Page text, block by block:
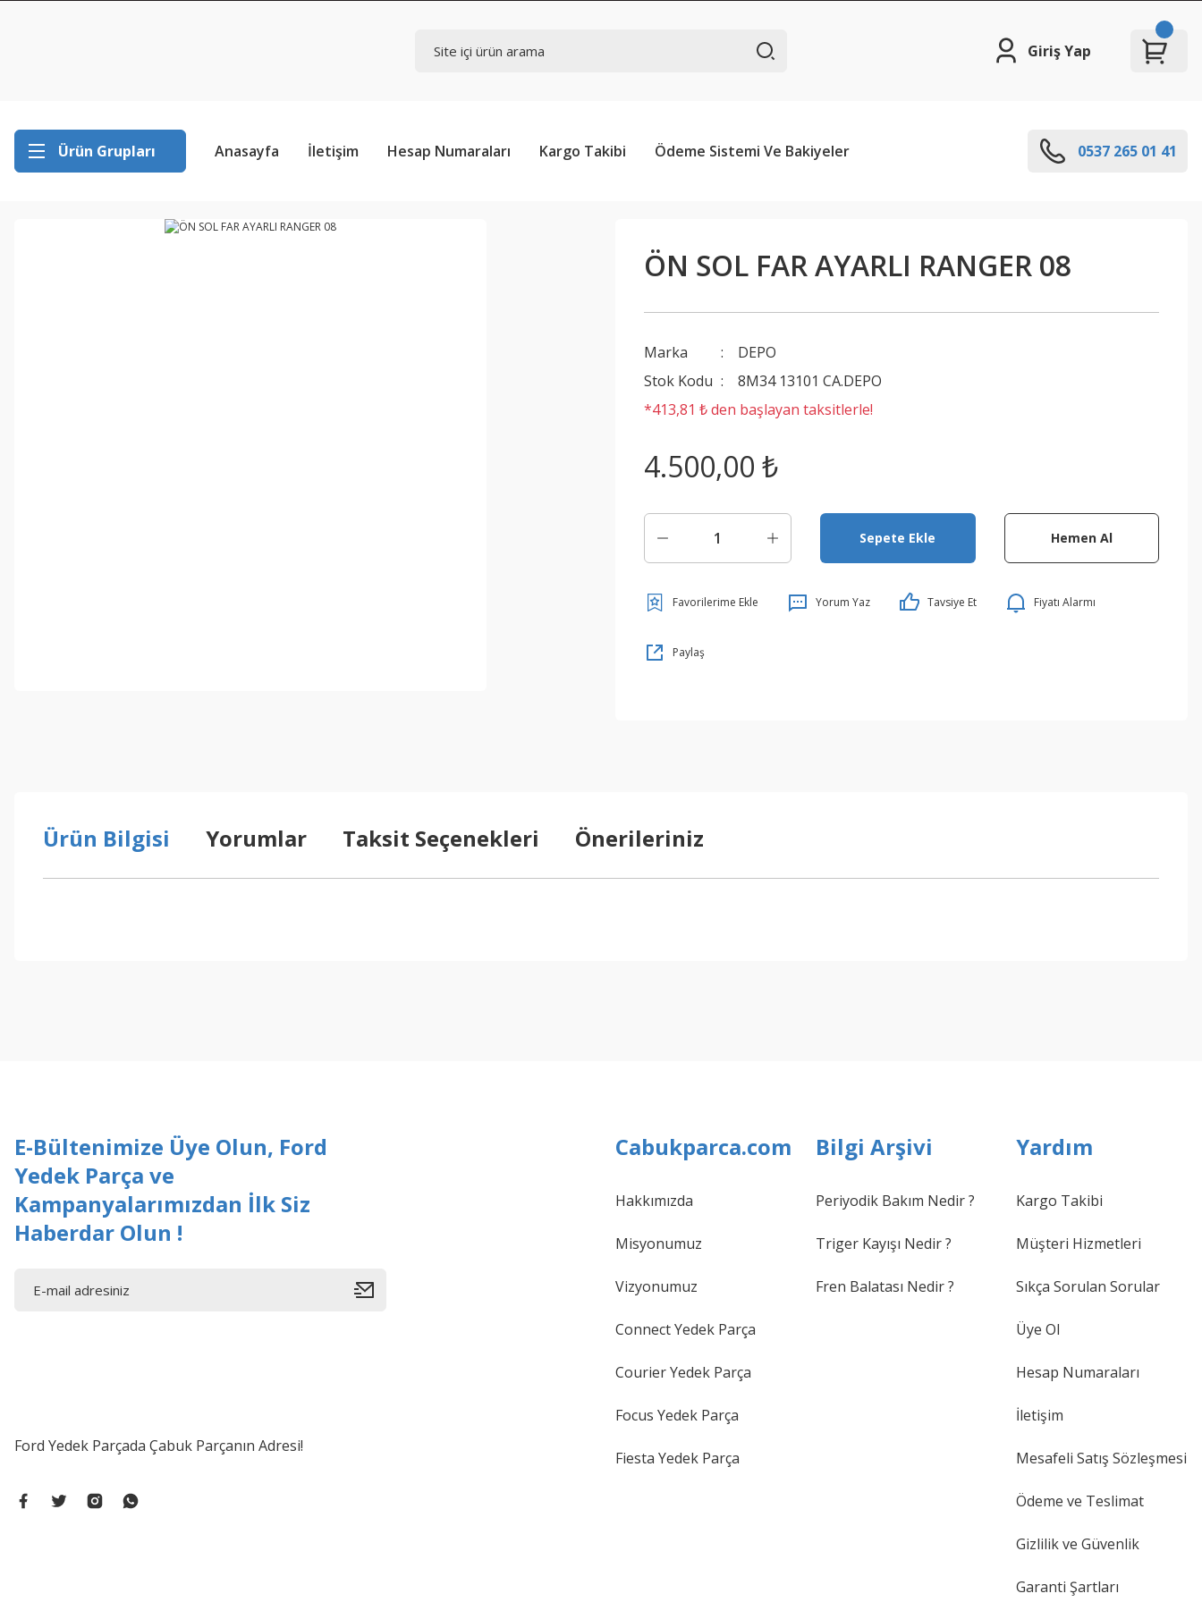
Giriş Yap
Ürün Grupları Anasayfa İletişim Hesap Numaraları Kargo Takibi Ödeme Sistemi Ve Bakiyeler 0537 265 01 41
ÖN SOL FAR AYARLI RANGER 08
Marka
DEPO
Stok Kodu
8M34 13101 CA.DEPO
*413,81 ₺ den başlayan taksitlerle!
4.500,00 ₺
Sepete Ekle Hemen Al
Yorum Yaz Tavsiye Et Fiyatı Alarmı
Paylaş
Ürün Bilgisi Yorumlar Taksit Seçenekleri Önerileriniz
E-Bültenimize Üye Olun, Ford
Yedek Parça ve
Kampanyalarımızdan İlk Siz
Haberdar Olun !
Ford Yedek Parçada Çabuk Parçanın Adresi!
Cabukparca.com
Hakkımızda
Misyonumuz
Vizyonumuz
Connect Yedek Parça
Courier Yedek Parça
Focus Yedek Parça
Fiesta Yedek Parça
Bilgi Arşivi
Periyodik Bakım Nedir ?
Triger Kayışı Nedir ?
Fren Balatası Nedir ?
Yardım
Kargo Takibi
Müşteri Hizmetleri
Sıkça Sorulan Sorular
Üye Ol
Hesap Numaraları
İletişim
Mesafeli Satış Sözleşmesi
Ödeme ve Teslimat
Gizlilik ve Güvenlik
Garanti Şartları